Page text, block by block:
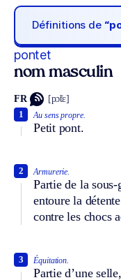
Définitions de
pontet
nom masculin
FR [pɔ̃tɛ]
Au sens propre.
Petit pont.
1
Armurerie.
Partie de la
entoure la
contre les chocs
2
Équitation.
Partie d’une
3